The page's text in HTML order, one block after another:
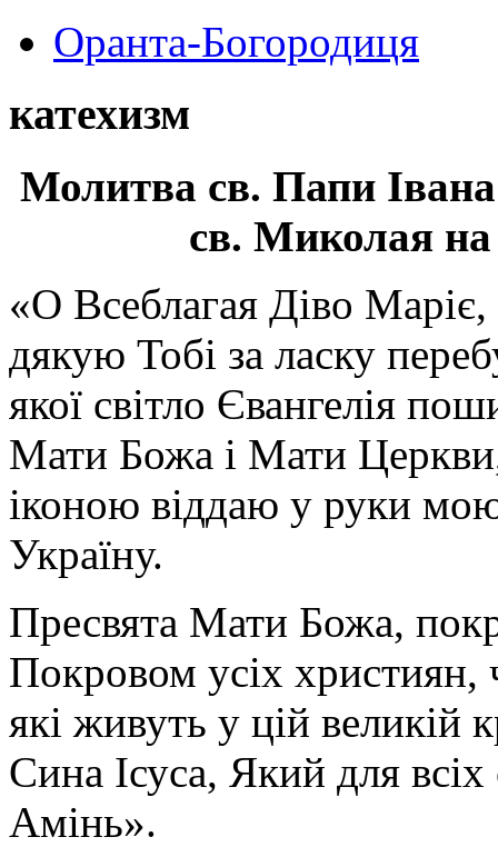
Оранта-Богородиця
катехизм
Молитва св. Папи
св. Миколая на
«О Всеблагая Діво
дякую Тобі за ласку
якої світло Євангелія
Мати Божа і Мати
іконою віддаю у руки
Україну.
Пресвята Мати Божа,
Покровом усіх християн,
які живуть у цій великій
Сина Ісуса, Який для
Амінь».